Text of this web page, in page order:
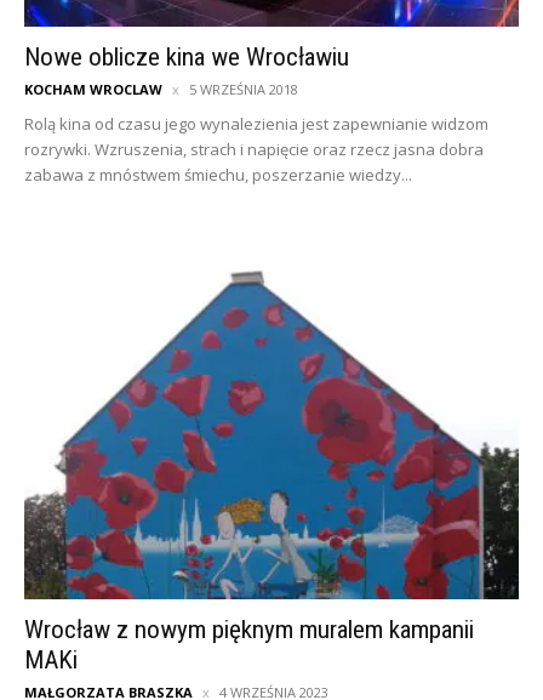
Nowe oblicze kina we Wrocławiu
KOCHAM WROCLAW 5 WRZEŚNIA 2018
Rolą kina od czasu jego wynalezienia jest zapewnianie widzom
rozrywki. Wzruszenia, strach i napięcie oraz rzecz jasna dobra
zabawa z mnóstwem śmiechu, poszerzanie wiedzy...
Wrocław z nowym pięknym muralem kampanii
MAKi
MAŁGORZATA BRASZKA 4 WRZEŚNIA 2023